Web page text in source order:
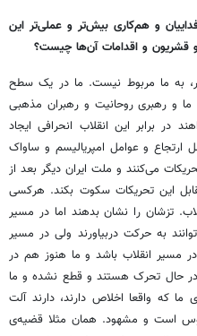
و هم‌کاری بیش‌تر و عملی‌تر این
قشریون و اقدامات آن‌ها چیست؟
به ما مربوط نیست. ما در یک سطح
و رهبری روحانیت و رهبران مذهبی
در برابر این انقلاب انحرافی ایجاد
ارتجاع و عوامل امپریالیسم و ساواک
می‌کنند و ملت ایران دیگر بعد از
این تحریکات سکوت بکند. هرکسی
تزشان را نشان بدهند اما در مسیر
به حرکت دربیاورند ولی در مسیر
مسیر انقلاب باشد و ما هنوز هم در
در حال تحرک هستند و قطع نشده و ما
که واقعا اخلاص دارند، دارند آلت
است و مشهود. همان مثلا قضیه‌ی